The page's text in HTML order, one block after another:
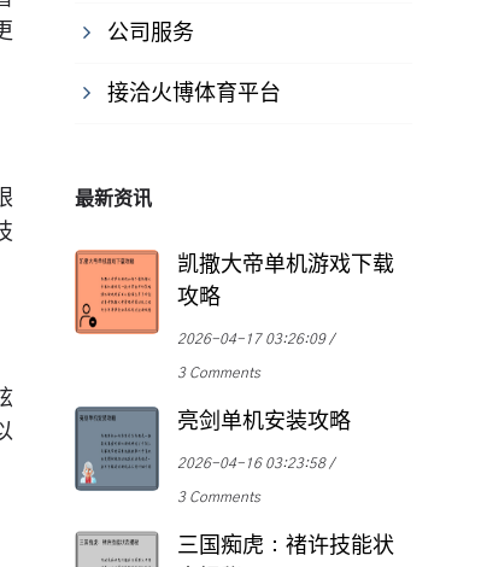
公司服务
接洽火博体育平台
最新资讯
凯撒大帝单机游戏下载
攻略
2026-04-17 03:26:09
3 Comments
亮剑单机安装攻略
2026-04-16 03:23:58
3 Comments
三国痴虎：禇许技能状